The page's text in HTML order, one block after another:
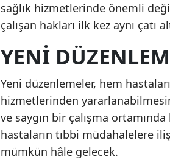
sağlık hizmetlerinde önemli
çalışan hakları ilk kez aynı çatı
YENI
Yeni düzenlemeler, hem
hizmetlerinden
ve saygın bir çalışma
hastaların tıbbi müdahalelere
mümkün hâle gelecek.